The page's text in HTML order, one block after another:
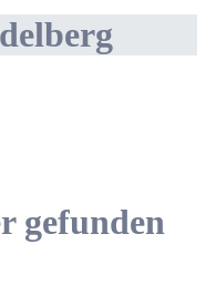
gefunden